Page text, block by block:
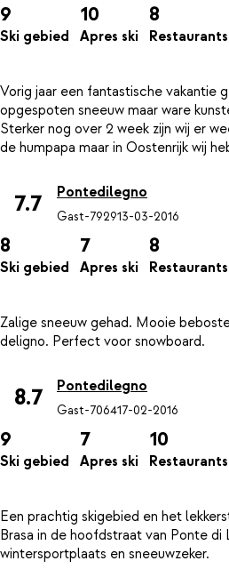
9
Ski gebied
10
Apres ski
8
Restaurants
Vorig jaar een fantastische vakantie
opgespoten sneeuw maar ware
Sterker nog over 2 week zijn wij er
7.7 Pontedilegno
Gast-792913-03-2016
8
Ski gebied
7
Apres ski
8
Restaurants
Zalige sneeuw gehad. Mooie
8.7 Pontedilegno
Gast-706417-02-2016
9
Ski gebied
7
Apres ski
10
Restaurants
Een prachtig skigebied en het
Brasa in de hoofdstraat van Ponte di